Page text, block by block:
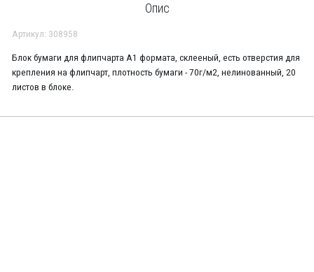
Опис
Артикул: 308958
Блок бумаги для флипчарта А1 формата, склееный, есть отверстия для
крепления на флипчарт, плотность бумаги - 70г/м2, нелинованный, 20
листов в блоке.